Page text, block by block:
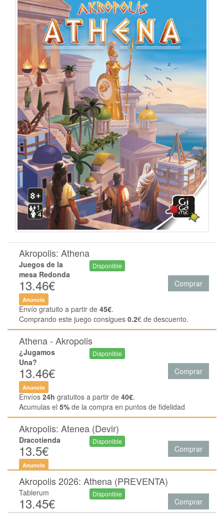
Akropolis: Athena
Juegos de la
mesa Redonda
13.46€
Disponible
Comprar
Anuncio
Envío gratuito a partir de 45€.
Comprando este juego consigues 0.2€ de descuento.
Athena - Akropolis
¿Jugamos
Una?
13.46€
Disponible
Comprar
Anuncio
Envíos 24h gratuitos a partir de 40€.
Acumulas el 5% de la compra en puntos de fidelidad
Akropolis: Atenea (Devir)
Dracotienda
13.5€
Disponible
Comprar
Anuncio
Akropolis 2026: Athena (PREVENTA)
Tablerum
13.45€
Disponible
Comprar